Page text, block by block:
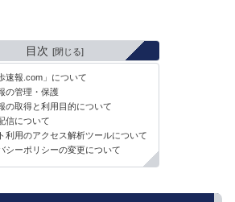
目次
速報.com」について
の管理・保護
の取得と利用目的について
信について
利用のアクセス解析ツールについて
シーポリシーの変更について